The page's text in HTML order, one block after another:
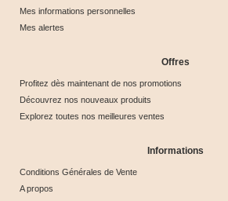
Mes informations personnelles
Mes alertes
Offres
Profitez dès maintenant de nos promotions
Découvrez nos nouveaux produits
Explorez toutes nos meilleures ventes
Informations
Conditions Générales de Vente
A propos